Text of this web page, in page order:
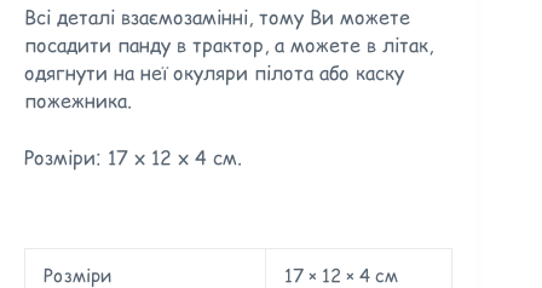
Всі деталі взаємозамінні, тому Ви можете
посадити панду в трактор, а можете в літак,
одягнути на неї окуляри пілота або каску
пожежника.
Розміри: 17 х 12 х 4 см.
Розміри
17 × 12 × 4 см